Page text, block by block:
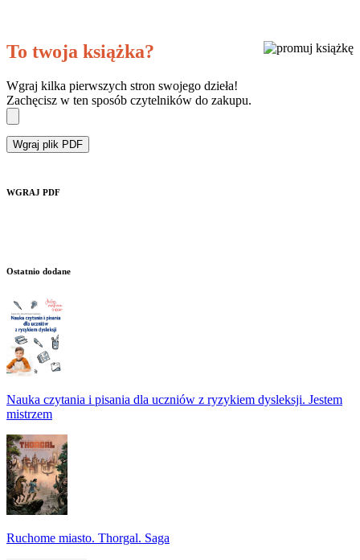
To twoja książka?
Wgraj kilka pierwszych stron swojego dzieła!
Zachęcisz w ten sposób czytelników do zakupu.
Wgraj plik PDF
WGRAJ PDF
Ostatnio dodane
Nauka czytania i pisania dla uczniów z ryzykiem dysleksji. Jestem
mistrzem
Ruchome miasto. Thorgal. Saga